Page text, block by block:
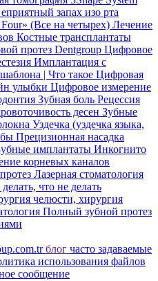
еприятный запах изо рта
(Все на четырех) Лечение
Костные трансплантаты
протез Dentgroup Цифровое
Имплантация с
| Что такое Цифровая
улыбки Цифровое измерение
Зубная боль Рецессия
десен Зубные
Уздечка (уздечка языка,
Прецизионная насадка
имплантаты Инкогнито
корневых каналов
Лазерная стоматология
что не делать
челюсти, хирургия
Полный зубной протез
блог часто задаваемые
использования файлов
сообщение